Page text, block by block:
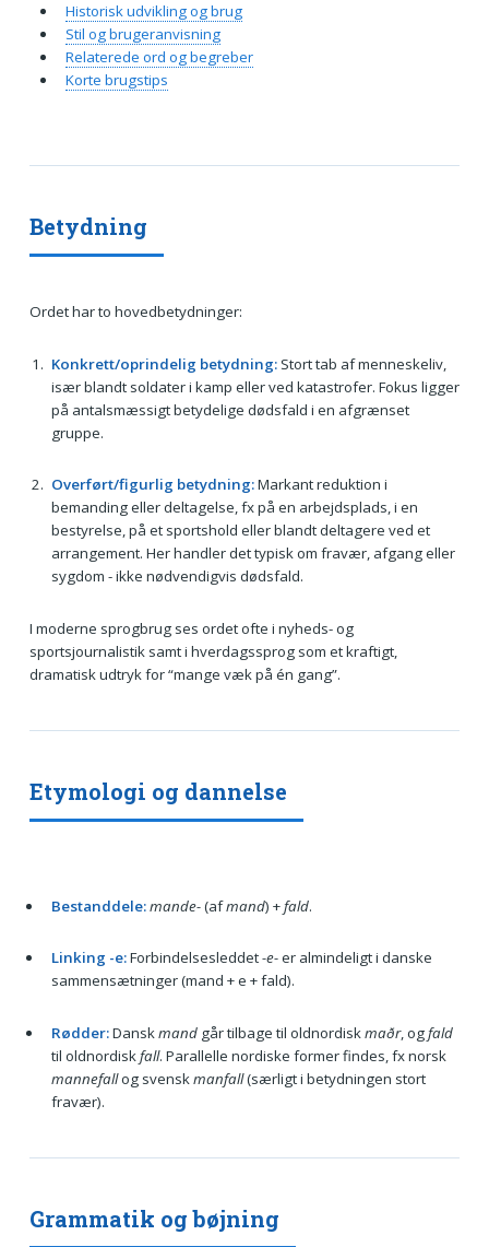
Betydning
Ordet har to hovedbetydninger:
Konkrett/oprindelig betydning:Stort tab af menneskeliv,
især blandt soldater i kamp eller ved katastrofer. Fokus ligger
på antalsmæssigt betydelige dødsfald i en afgrænset
gruppe.
Overført/figurlig betydning:Markant reduktion i
bemanding eller deltagelse, fx på en arbejdsplads, i en
bestyrelse, på et sportshold eller blandt deltagere ved et
arrangement. Her handler det typisk om fravær, afgang eller
sygdom - ikke nødvendigvis dødsfald.
I moderne sprogbrug ses ordet ofte i nyheds- og
sportsjournalistik samt i hverdagssprog som et kraftigt,
dramatisk udtryk for “mange væk på én gang”.
Etymologi og dannelse
Bestanddele:mande-(afmand) +fald.
Linking -e:Forbindelsesleddet-e-er almindeligt i danske
sammensætninger (mand + e + fald).
Rødder:Danskmandgår tilbage til oldnordiskmaðr, ogfald
til oldnordiskfall. Parallelle nordiske former findes, fx norsk
mannefallog svenskmanfall(særligt i betydningen stort
fravær).
Grammatik og bøjning
Historisk udvikling og brug
Stil og brugeranvisning
Relaterede ord og begreber
Korte brugstips